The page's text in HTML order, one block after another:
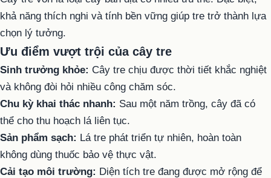
khả năng thích nghi và tính bền vững giúp tre trở thành lựa
chọn lý tưởng.
Ưu điểm vượt trội của cây tre
Sinh trưởng khỏe: Cây tre chịu được thời tiết khắc nghiệt
và không đòi hỏi nhiều công chăm sóc.
Chu kỳ khai thác nhanh: Sau một năm trồng, cây đã có
thể cho thu hoạch lá liên tục.
Sản phẩm sạch: Lá tre phát triển tự nhiên, hoàn toàn
không dùng thuốc bảo vệ thực vật.
Cải tạo môi trường: Diện tích tre đang được mở rộng để